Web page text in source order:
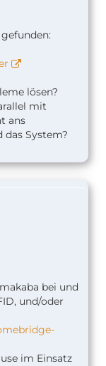
lösen?
mit
ans
das System?
bei und
und/oder
im Einsatz